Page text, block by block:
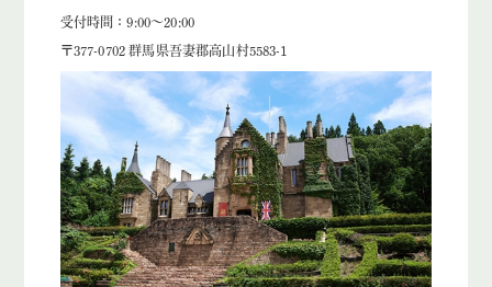
受付時間：9:00～20:00
〒377-0702 群馬県吾妻郡高山村5583-1